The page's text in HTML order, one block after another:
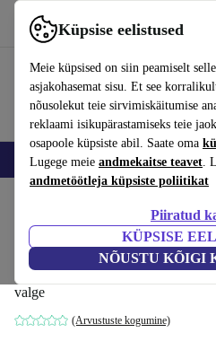
Küpsise eelistused
Meie küpsised on siin peamiselt
asjakohasemat sisu. Et see
nõusolekut teie sirvimiskäitumise
reklaami isikupärastamiseks teie
osapoole küpsiste abil. Saate oma
Lugege meie andmekaitse teavet.
andmetöötleja küpsiste poliitikat
Piiratud
KÜPSISE
NÕUSTU KÕIGI
Kasuta rakendust refurbed kiirelt ja lihtsalt
Nutitelefoni Sülearvutid
Anna SO1384
valge
valge
(Arvustuste kogumine)